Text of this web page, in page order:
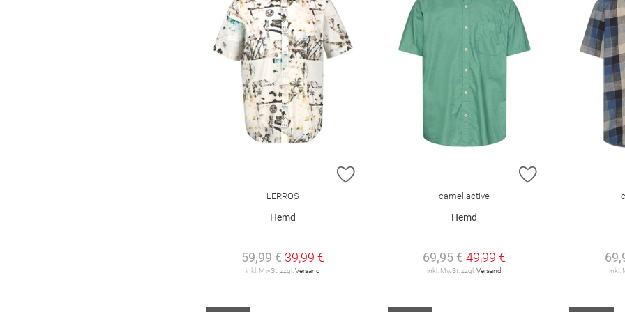
ZUR WUNSCHLISTE HINZUFÜGEN
LERROS
Hemd
59,99 € 39,99 €
inkl. MwSt. zzgl. Versand
ZUR
camel active
Hemd
69,95 €49,99 €
inkl. MwSt. zzgl.Versand inkl.